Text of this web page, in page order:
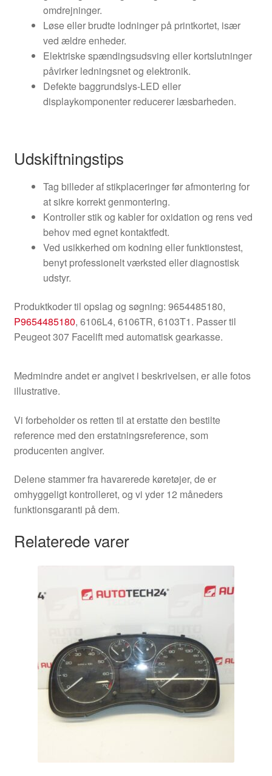
omdrejninger.
Løse eller brudte lodninger på printkortet, især
ved ældre enheder.
Elektriske spændingsudsving eller kortslutninger
påvirker ledningsnet og elektronik.
Defekte baggrundslys-LED eller
displaykomponenter reducerer læsbarheden.
Udskiftningstips
Tag billeder af stikplaceringer før afmontering for
at sikre korrekt genmontering.
Kontroller stik og kabler for oxidation og rens ved
behov med egnet kontaktfedt.
Ved usikkerhed om kodning eller funktionstest,
benyt professionelt værksted eller diagnostisk
udstyr.
Produktkoder til opslag og søgning: 9654485180,
P9654485180, 6106L4, 6106TR, 6103T1. Passer til
Peugeot 307 Facelift med automatisk gearkasse.
Medmindre andet er angivet i beskrivelsen, er alle fotos
illustrative.
Vi forbeholder os retten til at erstatte den bestilte
reference med den erstatningsreference, som
producenten angiver.
Delene stammer fra havarerede køretøjer, de er
omhyggeligt kontrolleret, og vi yder 12 måneders
funktionsgaranti på dem.
Relaterede varer